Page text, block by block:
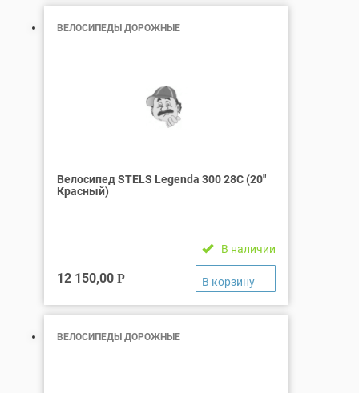
ВЕЛОСИПЕДЫ ДОРОЖНЫЕ
Велосипед STELS Legenda 300 28C (20″
Красный)
В наличии
12 150,00 Р
ВЕЛОСИПЕДЫ ДОРОЖНЫЕ